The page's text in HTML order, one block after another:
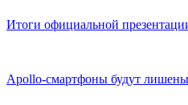
Итоги официальной
Apollo-смартфоны будут